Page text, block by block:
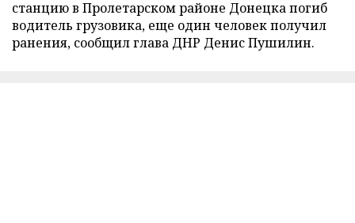
станцию в Пролетарском районе Донецка погиб
водитель грузовика, еще один человек получил
ранения, сообщил глава ДНР Денис Пушилин.